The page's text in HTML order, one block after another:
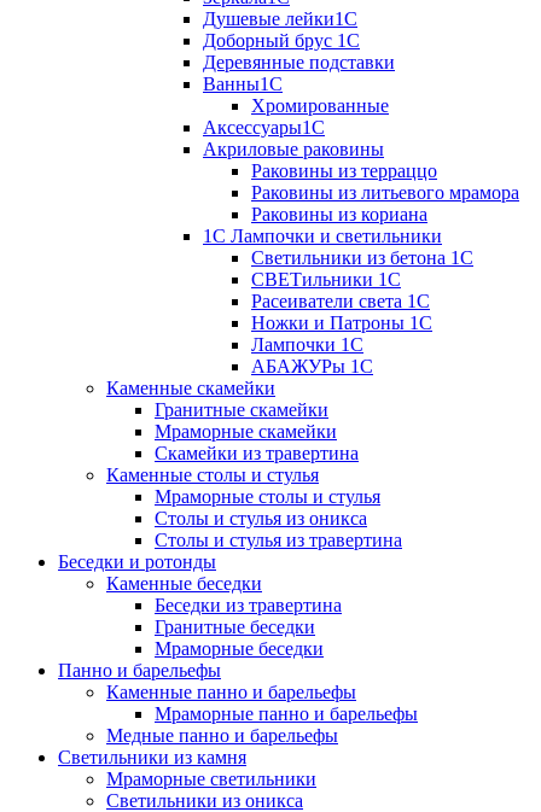
Душевые лейки1С
Доборный брус 1С
Деревянные подставки
Ванны1С
Хромированные
Аксессуары1С
Акриловые раковины
Раковины из терраццо
Раковины из литьевого мрамора
Раковины из кориана
1С Лампочки и светильники
Светильники из бетона 1С
СВЕТильники 1С
Расеиватели света 1С
Ножки и Патроны 1С
Лампочки 1С
АБАЖУРы 1С
Каменные скамейки
Гранитные скамейки
Мраморные скамейки
Скамейки из травертина
Каменные столы и стулья
Мраморные столы и стулья
Столы и стулья из оникса
Столы и стулья из травертина
Беседки и ротонды
Каменные беседки
Беседки из травертина
Гранитные беседки
Мраморные беседки
Панно и барельефы
Каменные панно и барельефы
Мраморные панно и барельефы
Медные панно и барельефы
Светильники из камня
Мраморные светильники
Светильники из оникса